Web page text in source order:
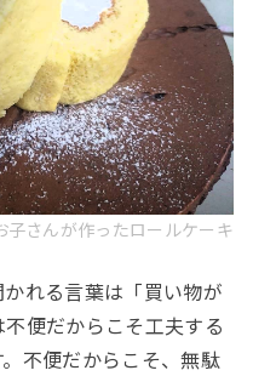
子さんが作ったロールケーキ
れる言葉は「買い物が
便だからこそ工夫する
不便だからこそ、無駄